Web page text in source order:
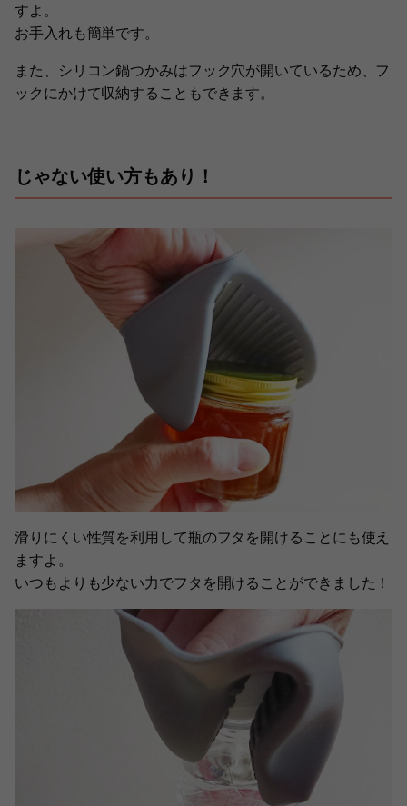
すよ。
お手入れも簡単です。
また、シリコン鍋つかみはフック穴が開いているため、フ
ックにかけて収納することもできます。
じゃない使い方もあり！
滑りにくい性質を利用して瓶のフタを開けることにも使え
ますよ。
いつもよりも少ない力でフタを開けることができました！